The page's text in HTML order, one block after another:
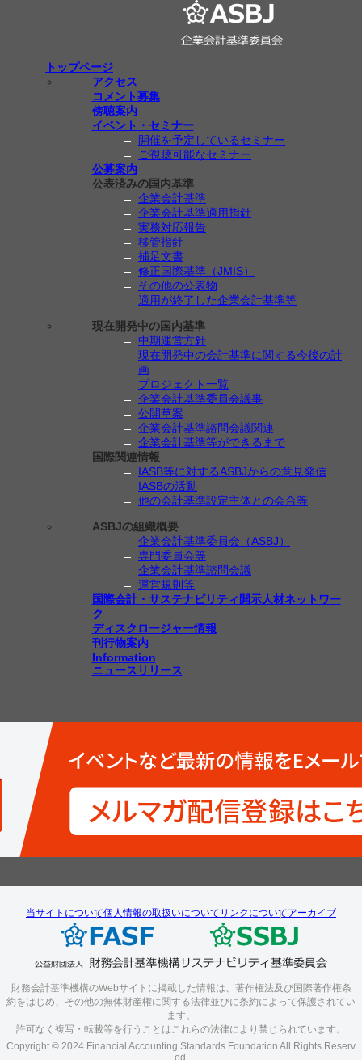
トップページ
アクセス
コメント募集
傍聴案内
イベント・セミナー
開催を予定しているセミナー
ご視聴可能なセミナー
公募案内
公表済みの国内基準
企業会計基準
企業会計基準適用指針
実務対応報告
移管指針
補足文書
修正国際基準（JMIS）
その他の公表物
適用が終了した企業会計基準等
現在開発中の国内基準
中期運営方針
現在開発中の会計基準に関する今後の計
画
プロジェクト一覧
企業会計基準委員会議事
公開草案
企業会計基準諮問会議関連
企業会計基準等ができるまで
国際関連情報
IASB等に対するASBJからの意見発信
IASBの活動
他の会計基準設定主体との会合等
ASBJの組織概要
企業会計基準委員会（ASBJ）
専門委員会等
企業会計基準諮問会議
運営規則等
国際会計・サステナビリティ開示人材ネットワー
ク
ディスクロージャー情報
刊行物案内
Information
ニュースリリース
当サイトについて個人情報の取扱いについて リンクについてアーカイブ
財務会計基準機構のWebサイトに掲載した情報は、著作権法及び国際著作権条
約をはじめ、その他の無体財産権に関する法律並びに条約によって保護されてい
ます。
許可なく複写・転載等を行うことはこれらの法律により禁じられています。
Copyright © 2024 Financial Accounting Standards Foundation All Rights Reserv
ed.